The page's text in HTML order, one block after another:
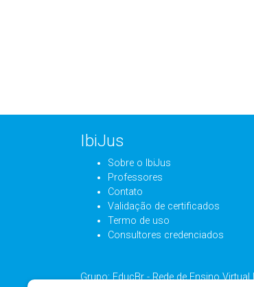
IbiJus
Sobre o IbiJus
Professores
Contato
Validação de certificados
Termo de uso
Consultores credenciados
Grupo: EducBr - Rede de Ensino Virtual